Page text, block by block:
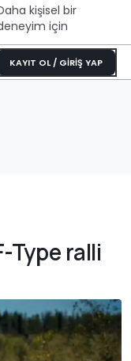
kişisel bir
için
KAYIT OL / GİRİŞ YAP
Type ralli